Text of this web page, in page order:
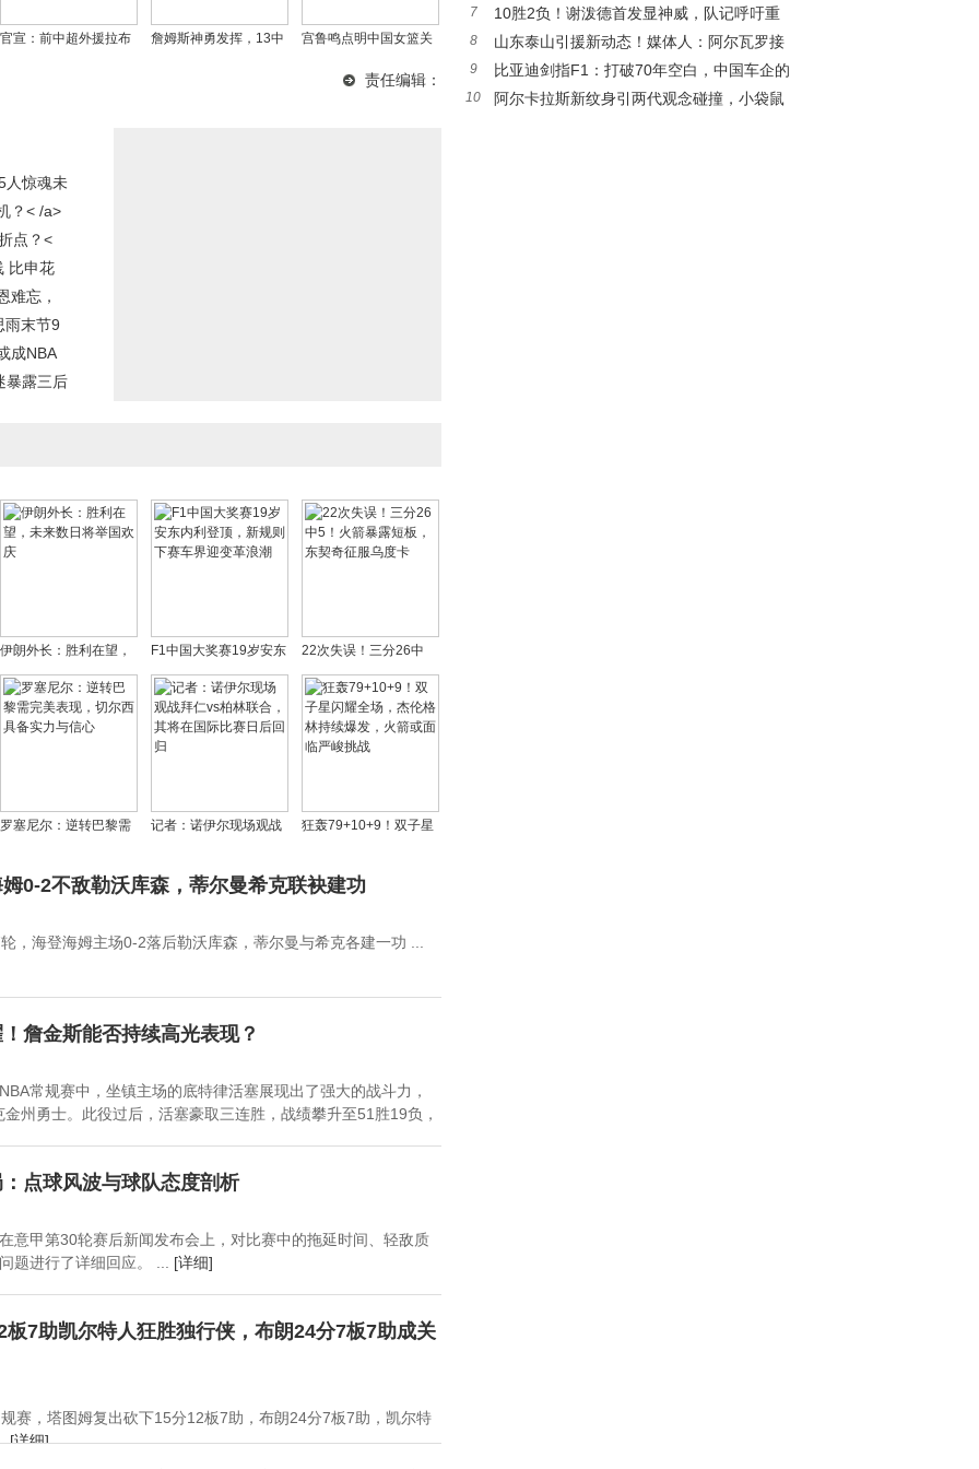
官宣：前中超外援拉布
詹姆斯神勇发挥，13中
宫鲁鸣点明中国女篮关
声，这2大难题亟待解决
责任编辑：
人惊魂未
？< /a>
点？<
比申花
难忘，
雨末节9
成NBA
暴露三后
伊朗外长：胜利在望，
未来数日将举国欢庆
F1中国大奖赛19岁安东
内利登顶，新规则下赛
车界迎变革浪潮
22次失误！三分26中
5！火箭暴露短板，东契
奇征服乌度卡
罗塞尼尔：逆转巴黎需
实力与信心
记者：诺伊尔现场观战
在国际比赛日后回归
狂轰79+10+9！双子星
续爆发，火箭或面临严
0-2不敌勒沃库森，蒂尔曼希克联袂建功
，海登海姆主场0-2落后勒沃库森，蒂尔曼与希克各建一功 ...
詹金斯能否持续高光表现？
常规赛中，坐镇主场的底特律活塞展现出了强大的战斗力，
州勇士。此役过后，活塞豪取三连胜，战绩攀升至51胜19负，
点球风波与球队态度剖析
意甲第30轮赛后新闻发布会上，对比赛中的拖延时间、轻敌质
题进行了详细回应。 ... [详细]
板7助凯尔特人狂胜独行侠，布朗24分7板7助成关
赛，塔图姆复出砍下15分12板7助，布朗24分7板7助，凯尔特
[详细]
荣耀之约
7
10胜2负！谢泼德首发显神威，队记呼吁重
用，乌度卡需认清形势
8
山东泰山引援新动态！媒体人：阿尔瓦罗接
近加盟，自由身且薪资诱人
9
比亚迪剑指F1：打破70年空白，中国车企的
赛车梦想与挑战
10
阿尔卡拉斯新纹身引两代观念碰撞，小袋鼠